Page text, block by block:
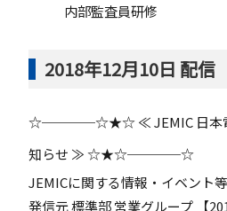
内部監査員研修
2018年12月10日 配信
☆────☆★☆ ≪ JEMIC 日本電
知らせ ≫ ☆★☆────☆
JEMICに関する情報・イベント
発信元 標準部 営業グループ 【